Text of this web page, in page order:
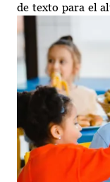
de texto para el